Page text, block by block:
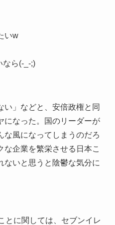
いw
なら(-_-;)
い」などと、安倍政権と同
になった。国のリーダーが
な風になってしまうのだろ
な企業を繁栄させる日本こ
ないと思うと陰鬱な気分に
とに関しては、セブンイレ